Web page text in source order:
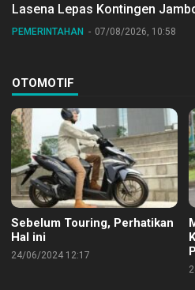
Lasena Lepas Kontingen
Nasional ke XII di Buperta
PEMERINTAHAN 07/08/2026, 10:58
OTOMOTIF
Sebelum Touring, Perhatikan
Hal ini
24/06/2024 12:17